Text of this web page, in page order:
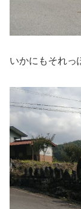
いかにもそれっ